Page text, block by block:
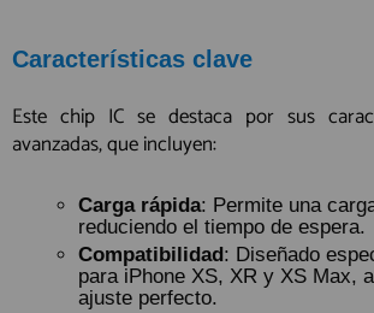
Características clave
Este chip IC se destaca por sus
avanzadas, que incluyen:
Carga rápida: Permite una
reduciendo el tiempo de espera.
Compatibilidad: Diseñado
para iPhone XS, XR y XS Max,
ajuste perfecto.